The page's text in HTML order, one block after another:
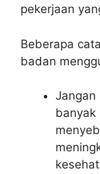
pekerjaan
Beberapa
badan
Jangan
banyak